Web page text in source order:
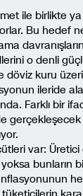
ile birlikte
Bu hedef
o denli
döviz kuru
ileride
Farklı bir
var:
bunların